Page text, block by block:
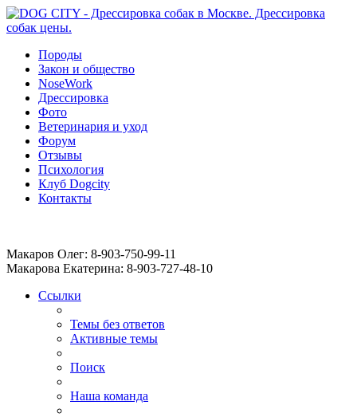
Породы
Закон и общество
NoseWork
Дрессировка
Фото
Ветеринария и уход
Форум
Отзывы
Психология
Клуб Dogcity
Контакты
Макаров Олег: 8-903-750-99-11
Макарова Екатерина: 8-903-727-48-10
Ссылки
Темы без ответов
Активные темы
Поиск
Наша команда